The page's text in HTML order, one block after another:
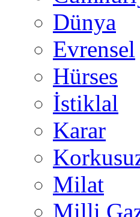
Dünya
Evrensel
Hürses
İstiklal
Karar
Milat
Milli